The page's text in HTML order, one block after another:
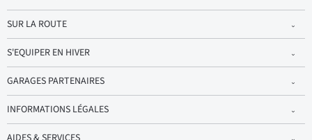
SUR LA ROUTE
S'EQUIPER EN HIVER
GARAGES PARTENAIRES
INFORMATIONS LÉGALES